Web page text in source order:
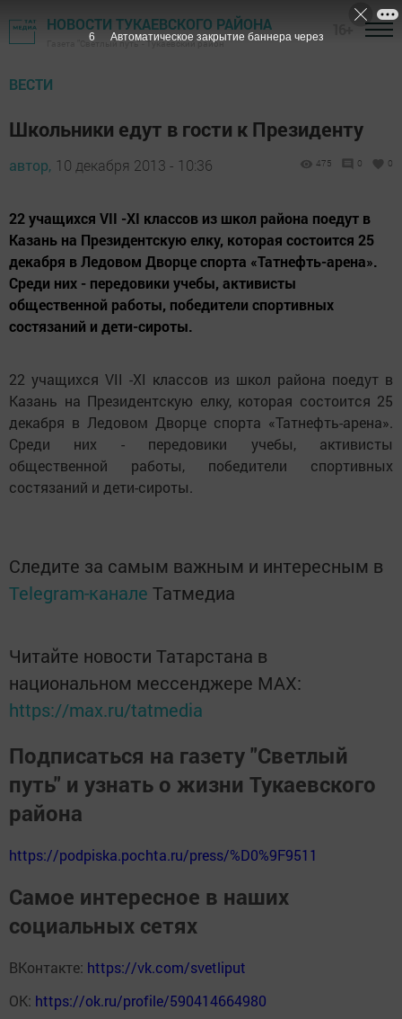
НОВОСТИ ТУКАЕВСКОГО РАЙОНА
Газета "Светлый путь" - Тукаевский район
ВЕСТИ
Школьники едут в гости к Президенту
автор, 10 декабря 2013 - 10:36 475 0 0
22 учащихся VII -XI классов из школ района поедут в
Казань на Президентскую елку, которая состоится 25
декабря в Ледовом Дворце спорта «Татнефть-арена».
Среди них - передовики учебы, активисты
общественной работы, победители спортивных
состязаний и дети-сироты.
22 учащихся VII -XI классов из школ района поедут в
Казань на Президентскую елку, которая состоится 25
декабря в Ледовом Дворце спорта «Татнефть-арена».
Среди них - передовики учебы, активисты
общественной работы, победители спортивных
состязаний и дети-сироты.
Следите за самым важным и интересным в
Telegram-канале Татмедиа
Читайте новости Татарстана в
национальном мессенджере MАХ:
https://max.ru/tatmedia
Подписаться на газету "Светлый
путь" и узнать о жизни Тукаевского
района
https://podpiska.pochta.ru/press/%D0%9F9511
Самое интересное в наших
социальных сетях
ВКонтакте: https://vk.com/svetliput
ОК: https://ok.ru/profile/590414664980
5 Автоматическое закрытие баннера через